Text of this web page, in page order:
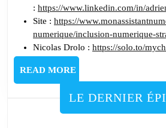
: https://www.linkedin.com/in/
Site : https://
numerique/inclusion-numerique-
Nicolas Drolo : https://solo.to/
READ MOREREAD
MORE
LE DERNIER